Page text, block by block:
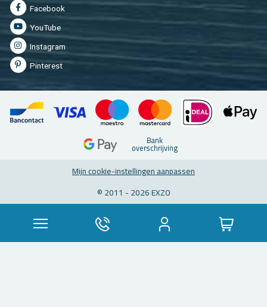
Fa­cebook
You­Tu­be
In­st­agram
Pin­te­rest
Bank
over­schrij­ving
Mijn coo­kie-in­stel­lin­gen aan­pas­sen
© 2011 - 2026 EXZO